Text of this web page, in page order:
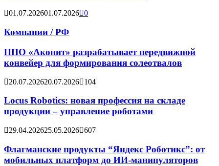
01.07.202601.07.2026 0
Компании / РФ
НПО «Аконит» разрабатывает передвижной
конвейер для формирования солеотвалов
20.07.202620.07.2026 104
Locus Robotics: новая профессия на складе
продукции – управление роботами
29.04.202625.05.2026 607
Флагманские продукты “Яндекс Роботикс”: от
мобильных платформ до ИИ-манипуляторов